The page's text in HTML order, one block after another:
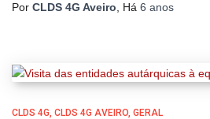
Por CLDS 4G Aveiro, Há 6 anos
CLDS 4G CLDS 4G AVEIRO GERAL